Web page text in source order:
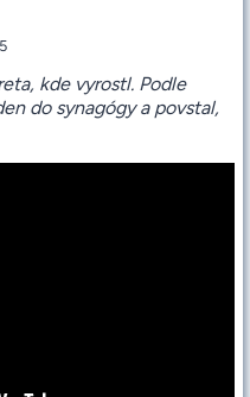
kde vyrostl. Podle
do synagógy a povstal,